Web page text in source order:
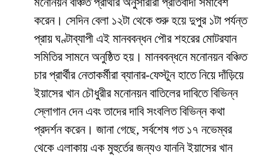
করেন। সেদিন বেলা ১২টা থেকে শুরু হয়ে দুপুর ১টা পর্যন্ত
প্রায় ঘণ্টাব্যাপী এই মানববন্ধন পৌর শহরের মোটরযান
সমিতির সামনে অনুষ্ঠিত হয়। মানববন্ধনে মনোনয়ন বঞ্চিত
চার প্রার্থীর নেতাকর্মীরা ব্যানার-ফেস্টুন হাতে নিয়ে দাঁড়িয়ে
ইয়াসের খান চৌধুরীর মনোনয়ন বাতিলের দাবিতে বিভিন্ন
স্লোগান দেন এবং তাদের দাবি সংবলিত বিভিন্ন কথা
প্রদর্শন করেন। জানা গেছে, সর্বশেষ গত ১৭ নভেম্বর
থেকে এলাকায় এক মুহুর্তের জন্যও যাননি ইয়াসের খান